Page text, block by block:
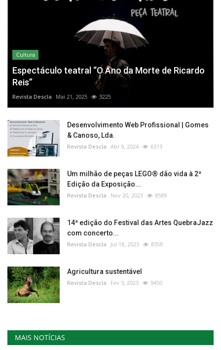
Cultura
Espectáculo teatral “O Ano da Morte de Ricardo
Reis”
Revista Descla Mai 21, 2025 3225
Desenvolvimento Web Profissional | Gomes
& Canoso, Lda.
Revista Descla Abr 9, 2024 6313
Um milhão de peças LEGO® dão vida à 2ª
Edição da Exposição...
Revista Descla Nov 20, 2023 8589
14ª edição do Festival das Artes QuebraJazz
com concerto...
Revista Descla Jul 18, 2023 8358
Agricultura sustentável
Revista Descla Fev 3, 2023 9450
MAIS NOTÍCIAS